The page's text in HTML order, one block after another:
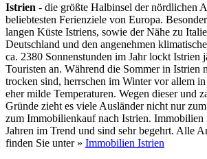
Istrien - die größte Halbinsel der nördlichen
beliebtesten Ferienziele von Europa.
langen Küste Istriens, sowie der Nähe zu
Deutschland und den angenehmen
ca. 2380 Sonnenstunden im Jahr lockt Istrien
Touristen an. Während die Sommer in Istrien
trocken sind, herrschen im Winter vor allem
eher milde Temperaturen. Wegen dieser und
Gründe zieht es viele Ausländer nicht nur
zum Immobilienkauf nach Istrien. Immobilien
Jahren im Trend und sind sehr begehrt. Alle
finden Sie unter » Immobilien Istrien